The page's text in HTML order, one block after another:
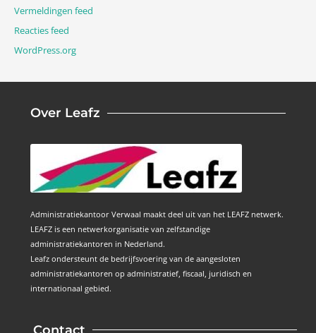
Vermeldingen feed
Reacties feed
WordPress.org
Over Leafz
Administratiekantoor Verwaal maakt deel uit van het LEAFZ netwerk.
LEAFZ is een netwerkorganisatie van zelfstandige
administratiekantoren in Nederland.
Leafz ondersteunt de bedrijfsvoering van de aangesloten
administratiekantoren op administratief, fiscaal, juridisch en
internationaal gebied.